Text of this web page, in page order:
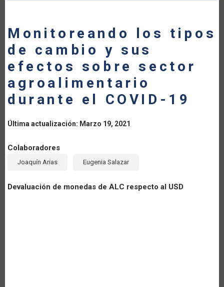
LA
NAVEGACIÓN
Monitoreando los tipos
de cambio y sus
efectos sobre sector
agroalimentario
durante el COVID-19
Última actualización: Marzo 19, 2021
Colaboradores
Joaquín Arias Eugenia Salazar
Devaluación de monedas de ALC respecto al USD